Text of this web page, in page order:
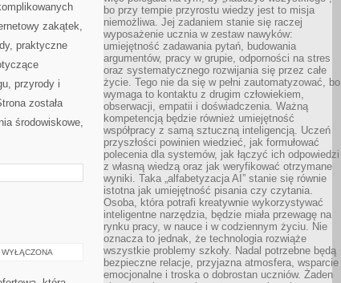
zakątek,
praktyczne
przyrody i
została
środowiskowe,
bo przy tempie przyrostu wiedzy jest to misja
niemożliwa. Jej zadaniem stanie się raczej
wyposażenie ucznia w zestaw nawyków:
umiejętność zadawania pytań, budowania
argumentów, pracy w grupie, odporności na stres
oraz systematycznego rozwijania się przez całe
życie. Tego nie da się w pełni zautomatyzować, bo
wymaga to kontaktu z drugim człowiekiem,
obserwacji, empatii i doświadczenia. Ważną
kompetencją będzie również umiejętność
współpracy z samą sztuczną inteligencją. Uczeń
przyszłości powinien wiedzieć, jak formułować
polecenia dla systemów, jak łączyć ich odpowiedzi
z własną wiedzą oraz jak weryfikować otrzymane
wyniki. Taka „alfabetyzacja AI” stanie się równie
istotna jak umiejętność pisania czy czytania.
Osoba, która potrafi kreatywnie wykorzystywać
inteligentne narzędzia, będzie miała przewagę na
rynku pracy, w nauce i w codziennym życiu. Nie
oznacza to jednak, że technologia rozwiąże
wszystkie problemy szkoły. Nadal potrzebne będą
bezpieczne relacje, przyjazna atmosfera, wsparcie
emocjonalne i troska o dobrostan uczniów. Żaden